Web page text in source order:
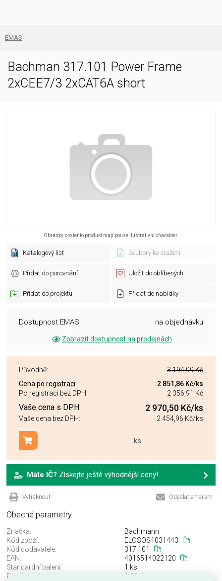
EMAS
Bachman 317.101 Power Frame
2xCEE7/3 2xCAT6A short
Obrázky pro tento produkt mají pouze ilustrativní charakter.
Katalogový list Soubory ke stažení
Přidat do porovnání Uložit do oblíbených
Přidat do projektu Přidat do nabídky
Dostupnost EMAS: na objednávku
Zobrazit dostupnost na prodejnách
Původně:
3 194,09 Kč
Cena po registraci: 2 851,86 Kč/ks
Po registraci bez DPH:
2 356,91 Kč
Vaše cena s DPH: 2 970,50 Kč/ks
Vaše cena bez DPH: 2 454,96 Kč/ks
ks
Přidat do košíku
Máte IČ? Získejte ještě výhodnější ceny!
Vytisknout Odeslat emailem
Obecné parametry
Značka:
Bachmann
Kód zboží:
ELOSOS1031443
Kód dodavatele:
317.101
EAN:
4016514022120
Standardní balení:
1 ks
Recyklační poplatek:
0,00 Kč